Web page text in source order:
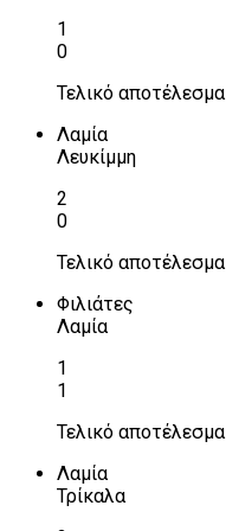
1
0
Τελικό αποτέλεσμα
Λαμία
Λευκίμμη
2
0
Τελικό αποτέλεσμα
Φιλιάτες
Λαμία
1
1
Τελικό αποτέλεσμα
Λαμία
Τρίκαλα